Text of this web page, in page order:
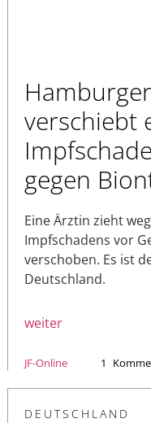
verschiebt
gegen
Eine Ärztin zieht
Impfschadens vor
verschoben. Es ist
Deutschland.
weiter
JF-Online 1
DEUTSCHLAND